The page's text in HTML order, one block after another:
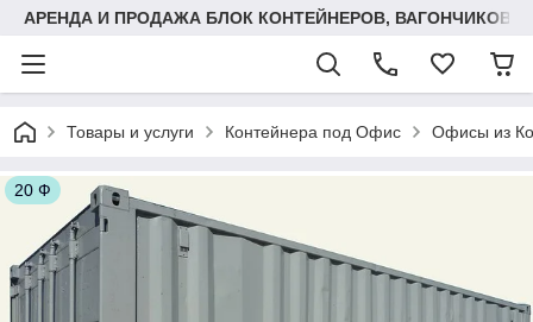
АРЕНДА И ПРОДАЖА БЛОК КОНТЕЙНЕРОВ, ВАГОНЧИКОВ,
Товары и услуги Контейнера под Офис Офисы из
20 Ф